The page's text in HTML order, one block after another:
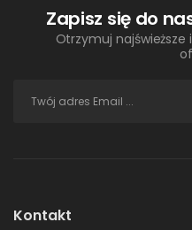
Zapisz się do
Otrzymuj
Kontakt